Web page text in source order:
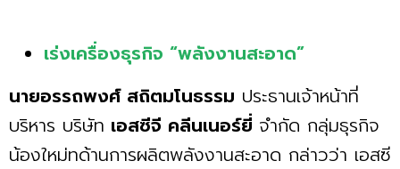
เร่งเครื่องธุรกิจ “พลังงานสะอาด”
นายอรรถพงศ์ สถิตมโนธรรม ประธานเจ้าหน้าที่
บริหาร บริษัท เอสซีจี คลีนเนอร์ยี่ จำกัด กลุ่มธุรกิจ
น้องใหม่ทด้านการผลิตพลังงานสะอาด กล่าวว่า เอสซี